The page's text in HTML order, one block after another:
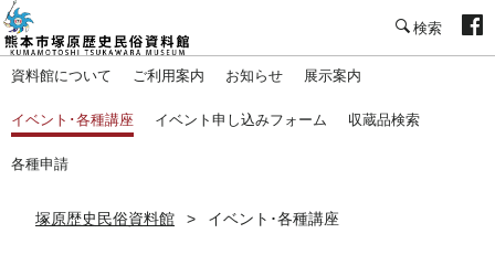
資料館について ご利用案内 お知らせ 展示案内
イベント･各種講座 イベント申し込みフォーム 収蔵品検索
各種申請
塚原歴史民俗資料館 イベント･各種講座